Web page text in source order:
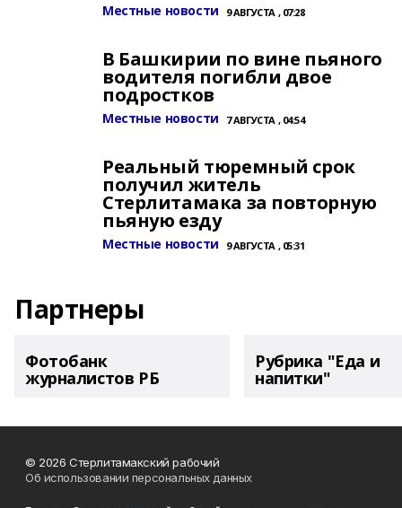
Местные новости 9 АВГУСТА , 07:28
В Башкирии по вине пьяного
водителя погибли двое
подростков
Местные новости 7 АВГУСТА , 04:54
Реальный тюремный срок
получил житель
Стерлитамака за повторную
пьяную езду
Местные новости 9 АВГУСТА , 05:31
Партнеры
Фотобанк
журналистов РБ
Рубрика "Еда и
напитки"
© 2026 Стерлитамакский рабочий
Об использовании персональных данных